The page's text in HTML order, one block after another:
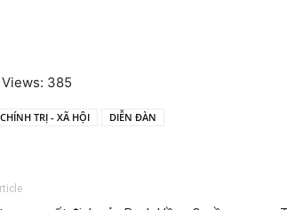
385
CHÍNH TRỊ - XÃ HỘI DIỄN ĐÀN